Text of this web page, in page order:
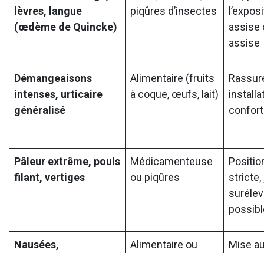
lèvres, langue
(œdème de Quincke)
piqûres d’insectes
assise
assise
Démangeaisons
intenses, urticaire
généralisé
Alimentaire (fruits
à coque, œufs, lait)
Pâleur extrême, pouls
filant, vertiges
Médicamenteuse
ou piqûres
stricte,
Nausées,
Alimentaire ou
Mise